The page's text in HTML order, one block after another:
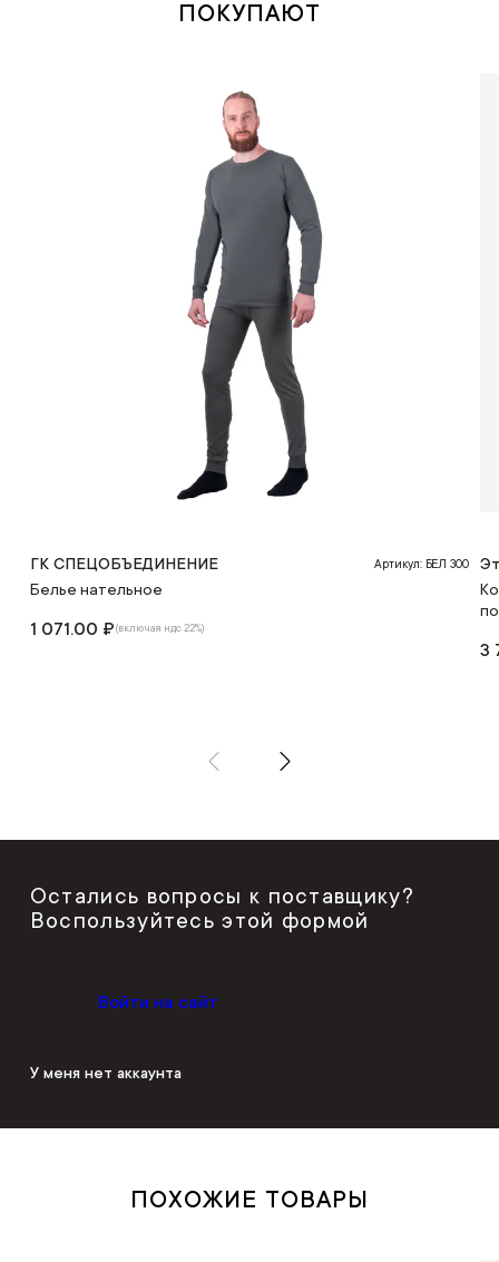
ПОКУПАЮТ
ГК СПЕЦОБЪЕДИНЕНИЕ Артикул: БЕЛ 300
Белье нательное
1 071.00 ₽(включая ндс 22%)
3
Остались вопросы к поставщику?
Воспользуйтесь этой формой
Войти на сайт
У меня нет аккаунта
ПОХОЖИЕ ТОВАРЫ